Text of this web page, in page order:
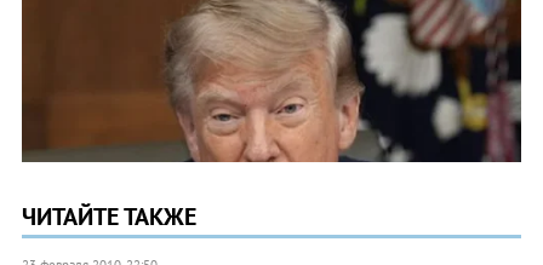
ЧИТАЙТЕ ТАКЖЕ